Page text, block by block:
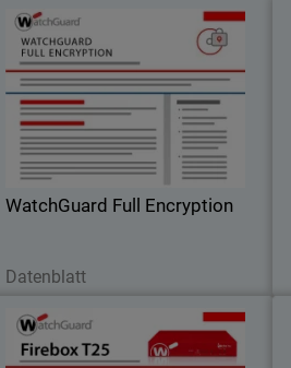
WatchGuard Full Encryption
Datenblatt
WatchGuard Full Encryption
Nutzen Sie die BitLocker-Technologie
von Microsoft zur zentralen Verwaltung
der Ver- und Entschlüsselungsschlüssel
aller Ihrer Geräte über eine einzige
cloudbasierte Konsole
Firebox T25